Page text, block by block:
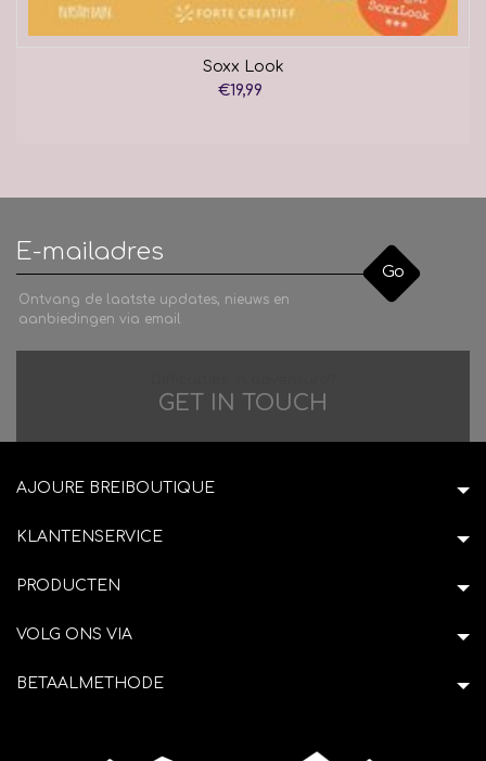
Soxx Look
€19,99
Go
Ontvang de laatste updates, nieuws en
aanbiedingen via email
GET IN TOUCH
AJOURE BREIBOUTIQUE
KLANTENSERVICE
PRODUCTEN
VOLG ONS VIA
BETAALMETHODE